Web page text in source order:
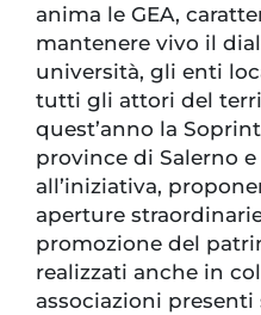
anima le GEA,
mantenere vivo il
università, gli enti
tutti gli attori del
quest’anno la
province di Salerno
all’iniziativa,
aperture
promozione del
realizzati anche in
associazioni